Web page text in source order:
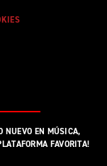
NUEVO EN MÚSICA,
FAVORITA!